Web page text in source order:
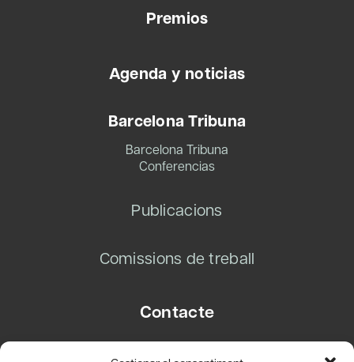
Premios
Agenda y noticias
Barcelona Tribuna
Barcelona Tribuna
Conferencias
Publicacions
Comissions de treball
Contacte